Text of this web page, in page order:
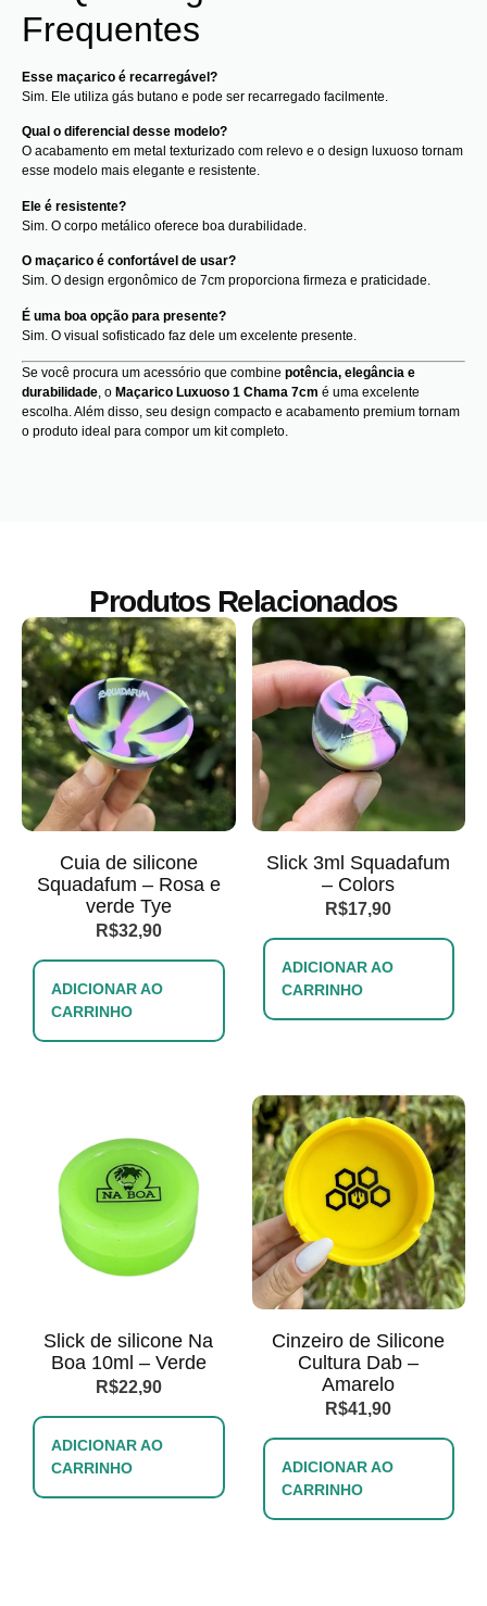
Frequentes
Esse maçarico é recarregável?
Sim. Ele utiliza gás butano e pode ser recarregado facilmente.
Qual o diferencial desse modelo?
O acabamento em metal texturizado com relevo e o design luxuoso tornam
esse modelo mais elegante e resistente.
Ele é resistente?
Sim. O corpo metálico oferece boa durabilidade.
O maçarico é confortável de usar?
Sim. O design ergonômico de 7cm proporciona firmeza e praticidade.
É uma boa opção para presente?
Sim. O visual sofisticado faz dele um excelente presente.
Se você procura um acessório que combine potência, elegância e
durabilidade, o Maçarico Luxuoso 1 Chama 7cm é uma excelente
escolha. Além disso, seu design compacto e acabamento premium tornam
o produto ideal para compor um kit completo.
Produtos Relacionados
Cuia de silicone
Squadafum – Rosa e
verde Tye
R$32,90
ADICIONAR AO
CARRINHO
Slick 3ml Squadafum
– Colors
R$17,90
ADICIONAR AO
CARRINHO
Slick de silicone Na
Boa 10ml – Verde
R$22,90
ADICIONAR AO
CARRINHO
Cinzeiro de Silicone
Cultura Dab –
Amarelo
R$41,90
ADICIONAR AO
CARRINHO